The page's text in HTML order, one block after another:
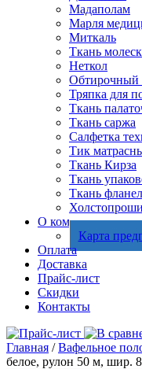
Мадаполам
Марля
Миткаль
Ткань
Неткол
Обтирочный
Тряпка для
Ткань
Ткань саржа
Салфетка
Тик
Ткань Кирза
Ткань
Ткань
О компании
Карта
Оплата
Доставка
Прайс-лист
Скидки
Контакты
Главная /Вафельное
белое, рулон 50 м, шир.